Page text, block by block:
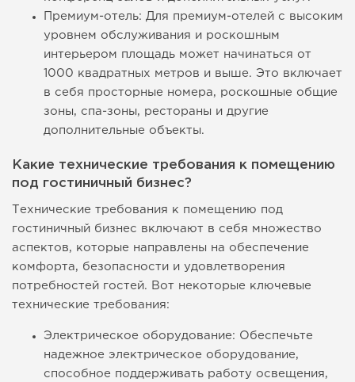
Премиум-отель: Для премиум-отелей с высоким
уровнем обслуживания и роскошным
интерьером площадь может начинаться от
1000 квадратных метров и выше. Это включает
в себя просторные номера, роскошные общие
зоны, спа-зоны, рестораны и другие
дополнительные объекты.
Какие технические требования к помещению
под гостиничный бизнес?
Технические требования к помещению под
гостиничный бизнес включают в себя множество
аспектов, которые направлены на обеспечение
комфорта, безопасности и удовлетворения
потребностей гостей. Вот некоторые ключевые
технические требования:
Электрическое оборудование: Обеспечьте
надежное электрическое оборудование,
способное поддерживать работу освещения,